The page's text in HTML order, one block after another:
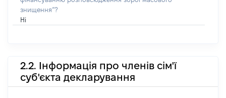
знищення”?
Ні
2.2. Інформація про членів сім'ї
суб'єкта декларування